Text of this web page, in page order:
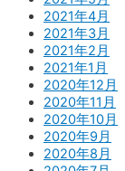
2021年4月
2021年3月
2021年2月
2021年1月
2020年12月
2020年11月
2020年10月
2020年9月
2020年8月